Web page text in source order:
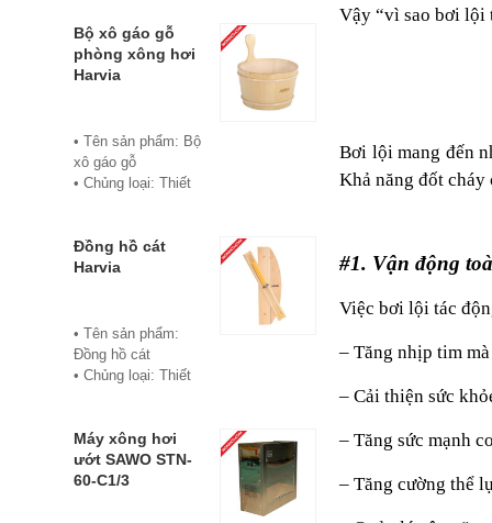
Vậy “vì sao bơi lội
Bơi lội mang đến
Khả năng đốt
#1. Vận động
Việc bơi lội tác
– Tăng nhịp tim
– Cải thiện sức
– Tăng sức mạnh
– Tăng cường thể
• Mùi vị: Mùi chanh
tươi, đặc trưng của
dầu sả
(Citral A và Citral B)
60- 80%
• Đóng chai: Lọ
Nam
• Đơn vị phân phối:
• Chủng loại: Thiết
bị xông hơi
• Thành phần chiết
chiết xuất: Chưng
cất hơi nước
• Hình thức: Chất
có màu vàng nhạt
• Mùi vị: Mùi chanh
• Thành phần hóa
học chính: Citral
(Citral A và Citral B)
60- 80%
20ml
• Xuất xứ: Việt
Nam
Bộ xô gáo gỗ
phòng xông hơi
Harvia
• Tên sản phẩm: Bộ
xô gáo gỗ
• Chủng loại: Thiết
Harvia
• Xuất xứ: Phần
tháng
• Đơn vị phân phối:
Hoabico
Đồng hồ cát
Harvia
• Tên sản phẩm:
Đồng hồ cát
• Chủng loại: Thiết
Harvia
• Xuất xứ: Phần
Lan
Máy xông hơi
ướt SAWO STN-
60-C1/3